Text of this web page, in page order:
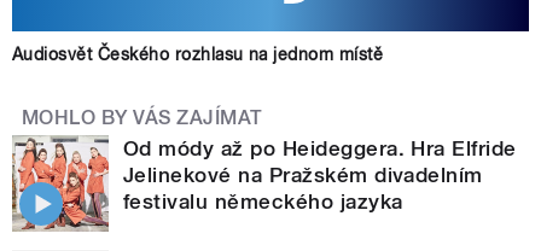
Audiosvět Českého rozhlasu na jednom místě
MOHLO BY VÁS ZAJÍMAT
Od módy až po Heideggera. Hra Elfride
Jelinekové na Pražském divadelním
festivalu německého jazyka